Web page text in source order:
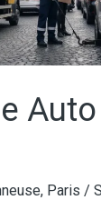
, Paris /